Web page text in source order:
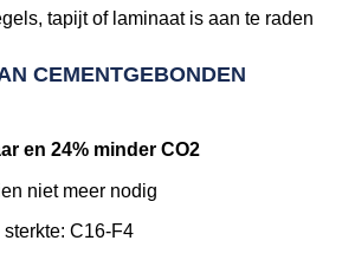
tapijt of laminaat is aan te raden
CEMENTGEBONDEN
en 24% minder CO2
niet meer nodig
C16-F4